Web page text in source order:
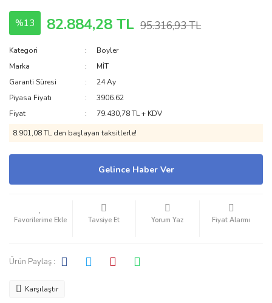
%13 82.884,28 TL 95.316,93 TL
Kategori
Boyler
Marka
MİT
Garanti Süresi
24 Ay
Piyasa Fiyatı
3906.62
Fiyat
79.430,78 TL + KDV
8.901,08 TL den başlayan taksitlerle!
Gelince Haber Ver
Tavsiye Et Yorum Yaz Fiyat Alarmı
Ürün Paylaş :
Karşılaştır